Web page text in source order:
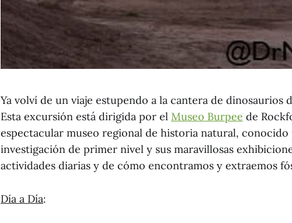
Ya volví de un viaje estupendo a la cantera de dinosaurios
Esta excursión está dirigida por el Museo Burpee de
espectacular museo regional de historia natural,
investigación de primer nivel y sus maravillosas
actividades diarias y de cómo encontramos y extraemos
Día a Día: